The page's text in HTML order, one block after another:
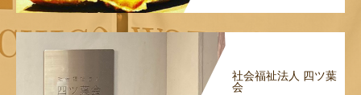
社会福祉法人 四ツ葉
会